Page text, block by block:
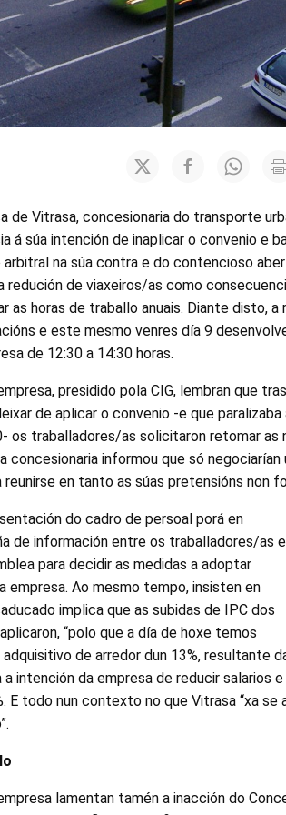
de Vitrasa, concesionaria do transporte
á súa intención de inaplicar o convenio e
arbitral na súa contra e do contencioso
redución de viaxeiros/as como
as horas de traballo anuais. Diante disto,
e este mesmo venres día 9
de 12:30 a 14:30 horas.
presidido pola CIG, lembran que
de aplicar o convenio -e que
os traballadores/as solicitaron retomar as
concesionaria informou que só
en tanto as súas pretensións non
do cadro de persoal porá en
de información entre os traballadores/as e
para decidir as medidas a adoptar
empresa. Ao mesmo tempo, insisten en
implica que as subidas de IPC dos
“polo que a día de hoxe temos
de arredor dun 13%, resultante
intención da empresa de reducir salarios
E todo nun contexto no que Vitrasa “xa se
lamentan tamén a inacción do